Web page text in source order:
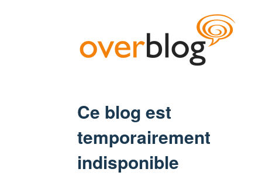
Ce blog est
temporairement
indisponible